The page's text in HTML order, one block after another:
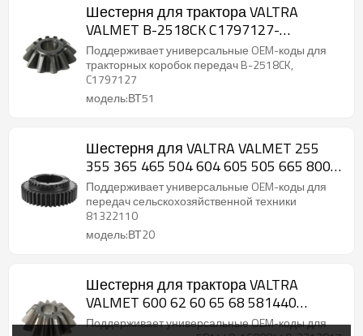
Шестерня для трактора VALTRA
VALMET B-2518CK C1797127-
PAIRGEARS
Поддерживает универсальные OEM-коды для
тракторных коробок передач B-2518CK,
C1797127
модель:ВТ51
Шестерня для VALTRA VALMET 255
355 365 465 504 604 605 505 665 800
81322110-PAIRGEARS
Поддерживает универсальные OEM-коды для
передач сельскохозяйственной техники
81322110
модель:ВТ20
Шестерня для трактора VALTRA
VALMET 600 62 60 65 68 581440
16008440 3312817-PAIRGEARS
Поддерживает универсальные OEM-коды для